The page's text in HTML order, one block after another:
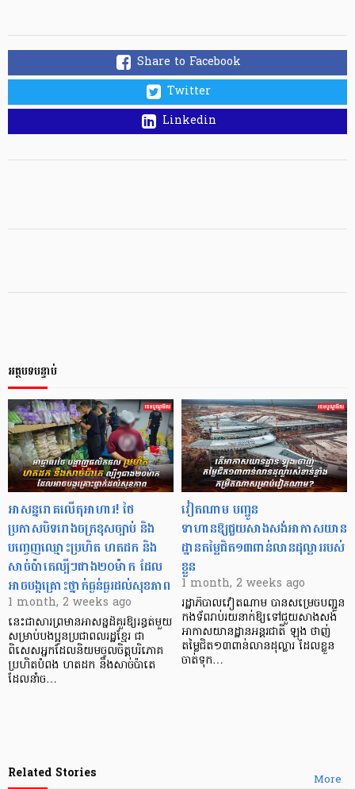
Share to Facebook
Twitter
Linkedin
អត្ថបទបន្ទាប់
អាសន្នរោគលើតុអាហារ! ថៃ
ប្រកាសបិទរោងចក្រខុសច្បាប់ និង
បញ្ចេញឈ្មោះប្រហិត ហតដក និង
សាច់ប៉ាតេល្បីៗជាង២០ម៉ាក ដែល
អាចបង្កគ្រោះថ្នាក់ធ្ងន់ធ្ងរដល់សុខភាព
1 month, 2 weeks ago
នេះជាសារព្រមានអាសន្នដ៏គួរឱ្យរន្ធត់មួយ
សម្រាប់បងប្អូនប្រជាពលរដ្ឋខ្មែរ ជា
ពិសេសអ្នកដែលនិយមចូលចិត្តបរិភោគ
ប្រហិតបំពង ហតដក និងសាច់ប៉ាតេ
ដែលនាំច…
វៀតណាម បញ្ជូន
ទាហានឱ្យជួយសាងសង់អាកាសយាន
ដ្ឋានតម្លៃជិត១៣ពាន់លានដុល្លាររបស់
ខ្លួន
1 month, 2 weeks ago
រដ្ឋាភិបាលវៀតណាម បានសម្រេចបញ្ជូន
កងទ័ពរាប់រយនាក់ឱ្យទៅជួយសាងសង់
អាកាសយានដ្ឋានអន្តរជាតិ ឡុង ថាញ់
តម្លៃជិត១៣ពាន់លានដុល្លារ ដែលខ្លួន
ចាត់ទុក…
More
Related Stories